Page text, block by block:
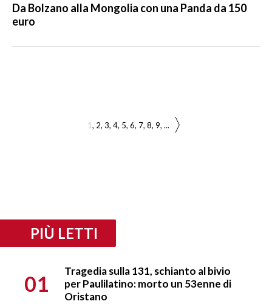
Da Bolzano alla Mongolia con una Panda da 150
euro
1 2 3 4 5 6 7 8 9 ...
PIÙ LETTI
01
Tragedia sulla 131, schianto al bivio
per Paulilatino: morto un 53enne di
Oristano